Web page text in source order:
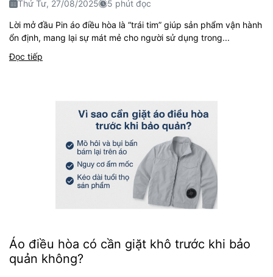
Thứ Tư, 27/08/2025 5 phút đọc
Lời mở đầu Pin áo điều hòa là “trái tim” giúp sản phẩm vận hành
ổn định, mang lại sự mát mẻ cho người sử dụng trong...
Đọc tiếp
Áo điều hòa có cần giặt khô trước khi bảo
quản không?